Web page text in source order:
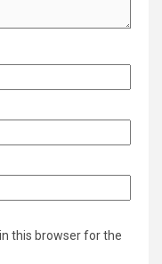
this browser for the